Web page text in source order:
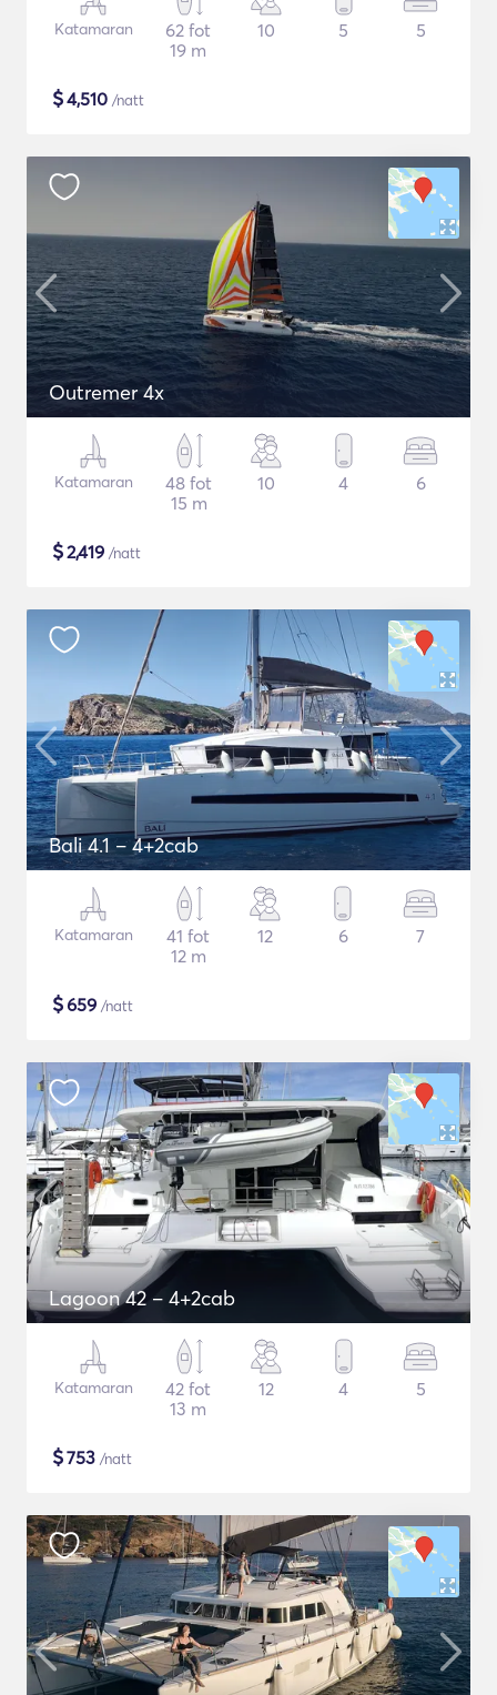
Katamaran
62 fot
19 m
10 5 5
$4,510 /natt
Outremer 4x
Katamaran
48 fot
15 m
10 4 6
$2,419 /natt
Bali 4.1 – 4+2cab
Katamaran
41 fot
12 m
12 6 7
$659 /natt
Lagoon 42 – 4+2cab
Katamaran
42 fot
13 m
12 4 5
$753 /natt